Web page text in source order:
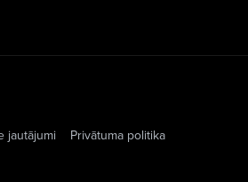
jautājumi
Privātuma politika